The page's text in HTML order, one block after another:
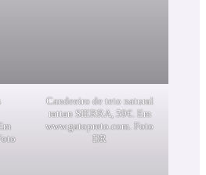
Candeeiro de teto natural
rattan SIERRA, 59€. Em
www.gatopreto.com. Foto
DR